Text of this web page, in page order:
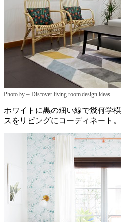
Photo by – Discover living room design ideas
ホワイトに黒の細い線で幾何学
スをリビングにコーディネート。